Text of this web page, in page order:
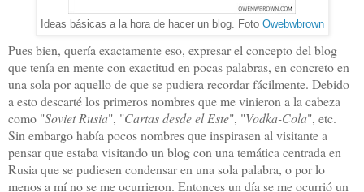
Ideas básicas a la hora de hacer un blog. Foto Owebwbrown
Pues bien, quería exactamente eso, expresar el concepto del blog
que tenía en mente con exactitud en pocas palabras, en concreto en
una sola por aquello de que se pudiera recordar fácilmente. Debido
a esto descarté los primeros nombres que me vinieron a la cabeza
como "Soviet Rusia", "Cartas desde el Este", "Vodka-Cola", etc.
Sin embargo había pocos nombres que inspirasen al visitante a
pensar que estaba visitando un blog con una temática centrada en
Rusia que se pudiesen condensar en una sola palabra, o por lo
menos a mí no se me ocurrieron. Entonces un día se me ocurrió un